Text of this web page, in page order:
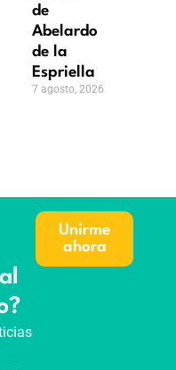
de
Abelardo
de la
Espriella
7 agosto, 2026
Unirme
ahora